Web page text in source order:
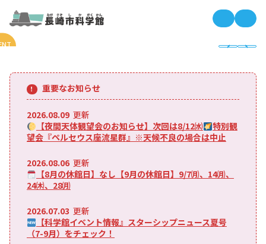
長崎市長
重要なお知らせ
2026.08.09 更新
【夜間天体観望会のお知らせ】次回は8/12㈬
特別観
望会『ペルセウス座流星群』※天候不良の場合は中止
2026.08.06 更新
【8月の休館日】なし【9月の休館日】9/7㈪、14㈪、
24㈭、28㈪
2026.07.03 更新
【科学館イベント情報』スターシップニュース夏号
（7-9月）をチェック！